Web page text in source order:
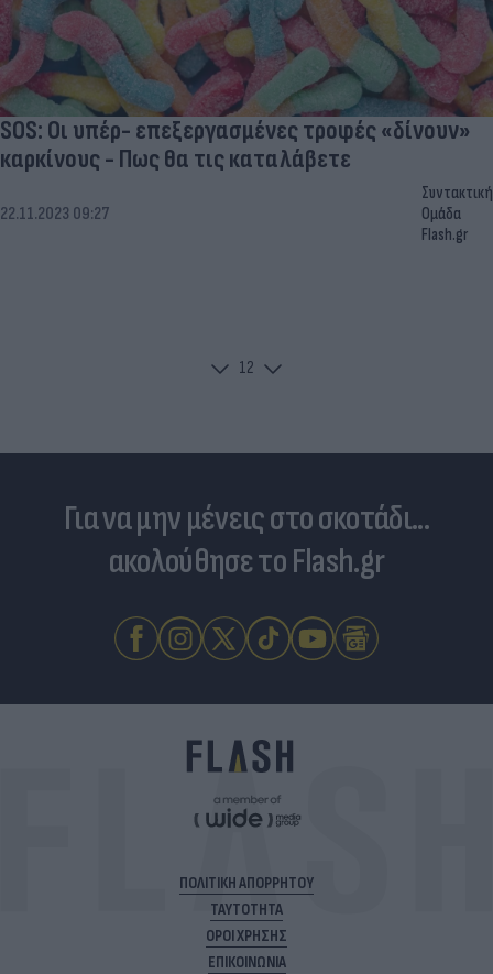
SOS: Οι υπέρ- επεξεργασμένες τροφές «δίνουν»
καρκίνους - Πως θα τις καταλάβετε
22.11.2023 09:27
Συντακτική
Ομάδα
Flash.gr
12
Για να μην μένεις στο σκοτάδι...
ακολούθησε το Flash.gr
ΠΟΛΙΤΙΚΗ ΑΠΟΡΡΗΤΟΥ
ΤΑΥΤΟΤΗΤΑ
ΟΡΟΙ ΧΡΗΣΗΣ
ΕΠΙΚΟΙΝΩΝΙΑ